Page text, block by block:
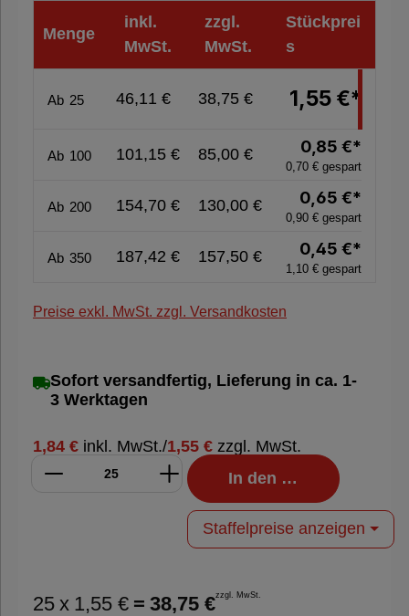
Hygieneprodukte
%
%
Verpackung
Menge
inkl.
MwSt.
zzgl.
MwSt.
Stückprei
s
Ab 25 46,11 € 38,75 € 1,55 €*
Ab 100 101,15 € 85,00 € 0,85 €*
0,70 € gespart
Ab 200 154,70 € 130,00 € 0,65 €*
0,90 € gespart
Ab 350 187,42 € 157,50 € 0,45 €*
1,10 € gespart
Preise exkl. MwSt. zzgl. Versandkosten
Sofort versandfertig, Lieferung in ca. 1-
3 Werktagen
1,84 € inkl. MwSt./1,55 € zzgl. MwSt.
In den Warenkorb
Staffelpreise anzeigen
25 x 1,55 € = 38,75 €zzgl. MwSt.